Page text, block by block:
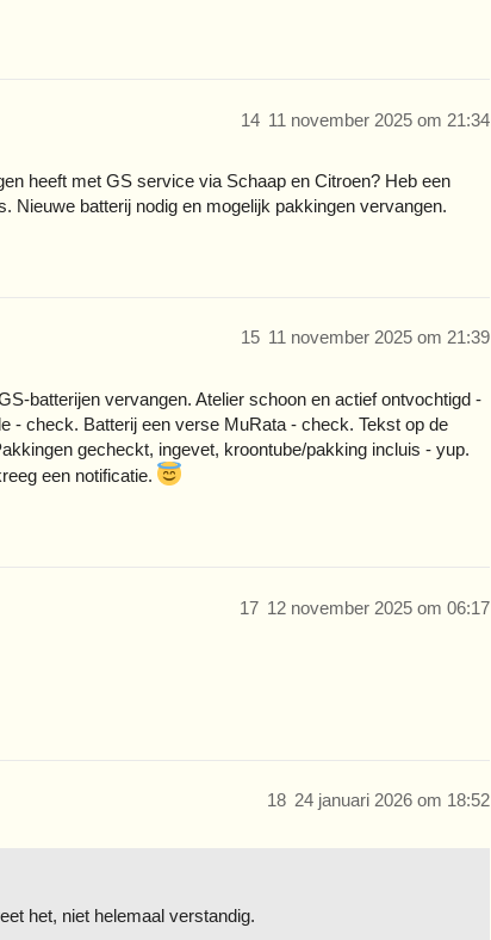
11 november 2025 om 21:34
14
heeft met GS service via Schaap en Citroen? Heb een
Nieuwe batterij nodig en mogelijk pakkingen vervangen.
11 november 2025 om 21:39
15
batterijen vervangen. Atelier schoon en actief ontvochtigd -
- check. Batterij een verse MuRata - check. Tekst op de
gecheckt, ingevet, kroontube/pakking incluis - yup.
een notificatie.
12 november 2025 om 06:17
17
24 januari 2026 om 18:52
18
het, niet helemaal verstandig.